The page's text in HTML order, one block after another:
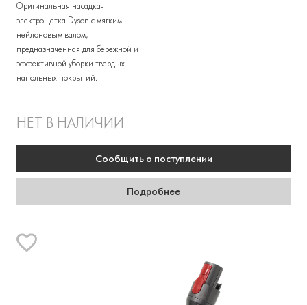
Оригинальная насадка-
электрощетка Dyson с мягким
нейлоновым валом,
предназначенная для бережной и
эффективной уборки твердых
напольных покрытий.
НЕТ В НАЛИЧИИ
Сообщить о поступлении
Подробнее